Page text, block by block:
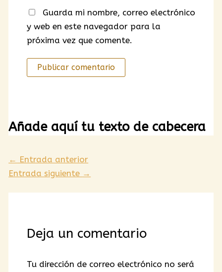
Guarda mi nombre, correo electrónico
y web en este navegador para la
próxima vez que comente.
Añade aquí tu texto de cabecera
← Entrada anterior
Entrada siguiente →
Deja un comentario
Tu dirección de correo electrónico no será